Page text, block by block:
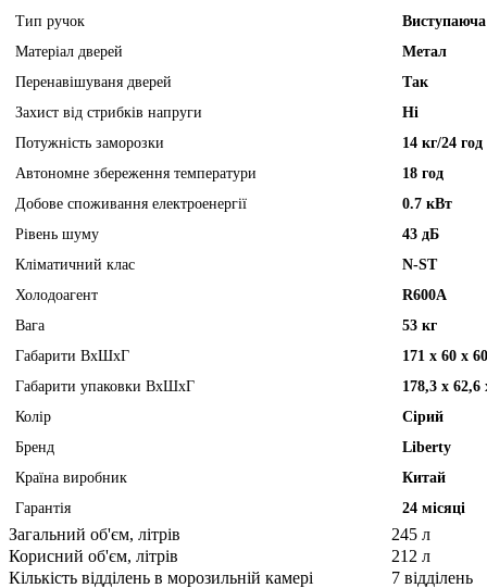
Тип ручок
Виступаюча
Матеріал дверей
Метал
Перенавішуваня дверей
Так
Захист від стрибків напруги
Ні
Потужність заморозки
14 кг/24 год
Автономне збереження температури
18 год
Добове споживання електроенергії
0.7 кВт
Рівень шуму
43 дБ
Кліматичний клас
N-ST
Холодоагент
R600А
Вага
53 кг
Габарити ВхШхГ
171 х 60 х
Габарити упаковки ВхШхГ
178,3 х 62,6
Колір
Сірий
Бренд
Liberty
Країна виробник
Китай
Гарантія
24 місяці
Загальний об'єм, літрів
245 л
Корисний об'єм, літрів
212 л
Кількість відділень в морозильній камері
7 відділень